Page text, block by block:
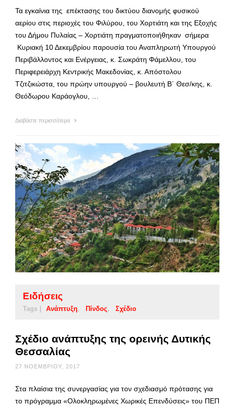
Τα εγκαίνια της επέκτασης του δικτύου διανομής φυσικού
αερίου στις περιοχές του Φιλύρου, του Χορτιάτη και της Εξοχής
του Δήμου Πυλαίας – Χορτιάτη πραγματοποιήθηκαν σήμερα
Κυριακή 10 Δεκεμβρίου παρουσία του Αναπληρωτή Υπουργού
Περιβάλλοντος και Ενέργειας, κ. Σωκράτη Φάμελλου, του
Περιφερειάρχη Κεντρικής Μακεδονίας, κ. Απόστολου
Τζιτζικώστα, του πρώην υπουργού – βουλευτή Β΄ Θεσ/κης, κ.
Θεόδωρου Καράογλου, …
Διαβάστε περισσότερα
Ειδήσεις
Tags | Ανάπτυξη Πίνδος Σχέδιο
Σχέδιο ανάπτυξης της ορεινής Δυτικής
Θεσσαλίας
27 ΝΟΕΜΒΡΊΟΥ, 2017
Στα πλαίσια της συνεργασίας για τον σχεδιασμό πρότασης για
το πρόγραμμα «Ολοκληρωμένες Χωρικές Επενδύσεις» του ΠΕΠ